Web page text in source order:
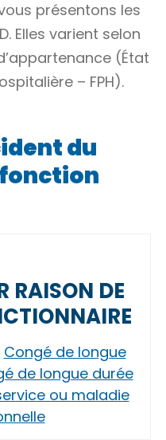
présentons les
Elles varient selon
(État
– FPH).
du
RAISON DE
Congé de longue
de longue durée
ou maladie